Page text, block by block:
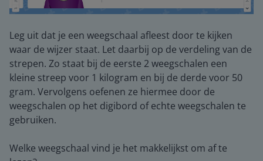
Leg uit dat je een weegschaal afleest door te kijken
waar de wijzer staat. Let daarbij op de verdeling van de
strepen. Zo staat bij de eerste 2 weegschalen een
kleine streep voor 1 kilogram en bij de derde voor 50
gram. Vervolgens oefenen ze hiermee door de
weegschalen op het digibord of echte weegschalen te
gebruiken.
Welke weegschaal vind je het makkelijkst om af te